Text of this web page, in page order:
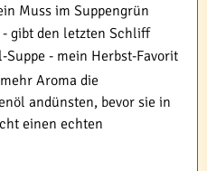
Muss im Suppengrün
gibt den letzten Schliff
- mein Herbst-Favorit
Aroma die
andünsten, bevor sie in
einen echten